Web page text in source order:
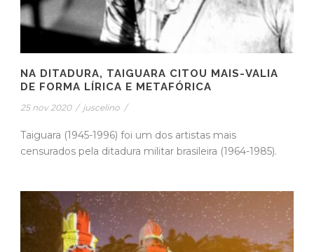
NA DITADURA, TAIGUARA CITOU MAIS-VALIA
DE FORMA LÍRICA E METAFÓRICA
25 nov 2020 / juscelino /
Taiguara (1945-1996) foi um dos artistas mais
censurados pela ditadura militar brasileira (1964-1985).